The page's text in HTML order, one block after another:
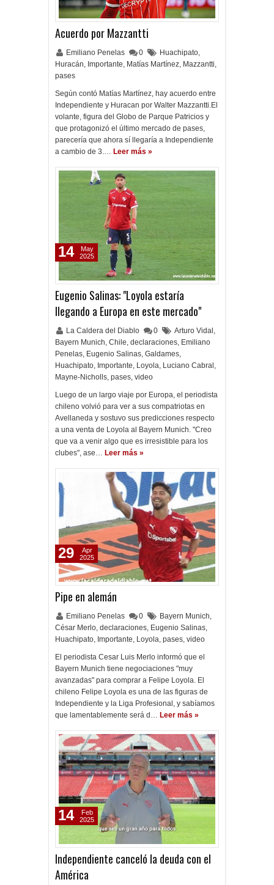
Acuerdo por Mazzantti
Emiliano Penelas 0 Huachipato,
Huracán, Importante, Matías Martínez, Mazzantti,
pases
Según contó Matías Martínez, hay acuerdo entre
Independiente y Huracan por Walter Mazzantti.El
volante, figura del Globo de Parque Patricios y
que protagonizó el último mercado de pases,
parecería que ahora sí llegaría a Independiente
a cambio de 3.… Leer más »
Eugenio Salinas: "Loyola estaría
llegando a Europa en este mercado"
La Caldera del Diablo 0 Arturo Vidal ,
Bayern Munich, Chile, declaraciones, Emiliano
Penelas, Eugenio Salinas, Galdames,
Huachipato, Importante, Loyola, Luciano Cabral ,
Mayne-Nicholls, pases, video
Luego de un largo viaje por Europa, el periodista
chileno volvió para ver a sus compatriotas en
Avellaneda y sostuvo sus predicciones respecto
a una venta de Loyola al Bayern Munich. "Creo
que va a venir algo que es irresistible para los
clubes", ase… Leer más »
14
May
2025
Pipe en alemán
Emiliano Penelas 0 Bayern Munich,
César Merlo, declaraciones, Eugenio Salinas,
Huachipato, Importante, Loyola, pases, video
El periodista Cesar Luis Merlo informó que el
Bayern Munich tiene negociaciones "muy
avanzadas" para comprar a Felipe Loyola. El
chileno Felipe Loyola es una de las figuras de
Independiente y la Liga Profesional, y sabíamos
que lamentablemente será d… Leer más »
29
Apr
2025
Independiente canceló la deuda con el
América
14
Feb
2025